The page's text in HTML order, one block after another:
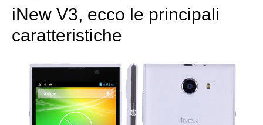
iNew V3, ecco le principali
caratteristiche